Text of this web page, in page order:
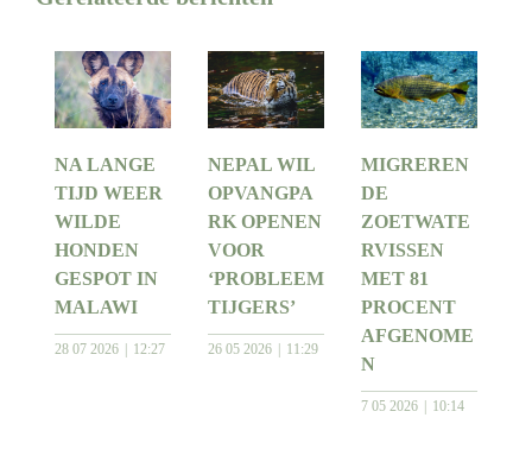
NA LANGE
TIJD WEER
WILDE
HONDEN
GESPOT IN
MALAWI
28 07 2026 12:27
NEPAL WIL
OPVANGPA
RK OPENEN
VOOR
‘PROBLEEM
TIJGERS’
26 05 2026 11:29
MIGREREN
DE
ZOETWATE
RVISSEN
MET 81
PROCENT
AFGENOME
N
7 05 2026 10:14